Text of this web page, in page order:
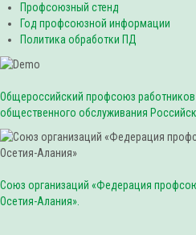
Профсоюзный стенд
Год профсоюзной информации
Политика обработки ПД
Общероссийский профсоюз работников
общественного обслуживания
Союз организаций «Федерация
Осетия-Алания».